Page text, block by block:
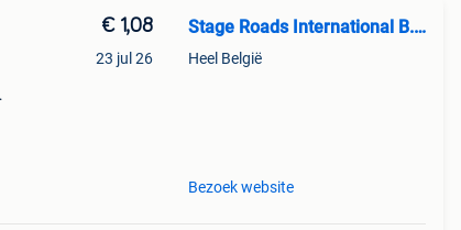
€ 1,08
23 jul 26
Stage Roads International B.V.
Heel België
Bezoek website